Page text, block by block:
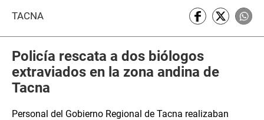
TACNA
Policía rescata a dos biólogos
extraviados en la zona andina de
Tacna
Personal del Gobierno Regional de Tacna realizaban